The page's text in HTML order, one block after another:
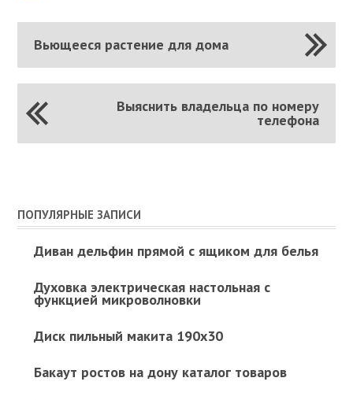
Вьющееся растение для дома
Выяснить владельца по номеру
телефона
ПОПУЛЯРНЫЕ ЗАПИСИ
Диван дельфин прямой с ящиком для белья
Духовка электрическая настольная с
функцией микроволновки
Диск пильный макита 190х30
Бакаут ростов на дону каталог товаров